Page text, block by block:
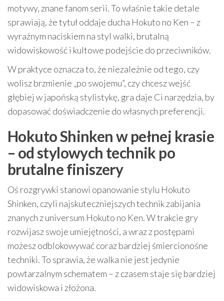
motywy, znane fanom serii. To właśnie takie detale
sprawiają, że tytuł oddaje ducha Hokuto no Ken – z
wyraźnym naciskiem na styl walki, brutalną
widowiskowość i kultowe podejście do przeciwników.
W praktyce oznacza to, że niezależnie od tego, czy
wolisz brzmienie „po swojemu”, czy chcesz wejść
głębiej w japońską stylistykę, gra daje Ci narzędzia, by
dopasować doświadczenie do własnych preferencji.
Hokuto Shinken w pełnej krasie
– od stylowych technik po
brutalne finiszery
Oś rozgrywki stanowi opanowanie stylu Hokuto
Shinken, czyli najskuteczniejszych technik zabijania
znanych z universum Hokuto no Ken. W trakcie gry
rozwijasz swoje umiejętności, a wraz z postępami
możesz odblokowywać coraz bardziej śmiercionośne
techniki. To sprawia, że walka nie jest jedynie
powtarzalnym schematem – z czasem staje się bardziej
widowiskowa i złożona.